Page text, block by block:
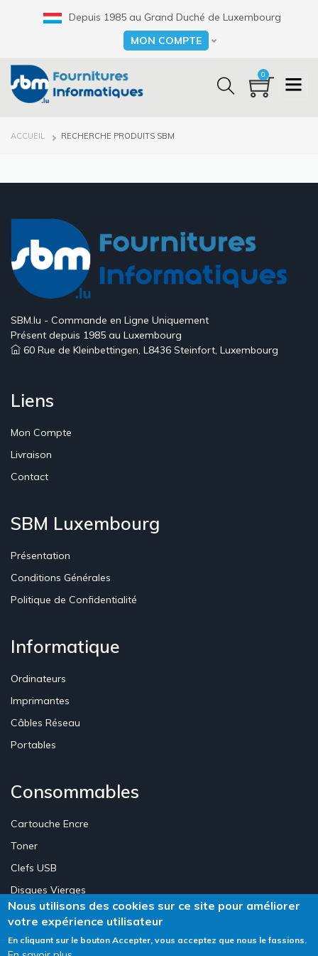
Depuis 1985 au Grand Duché de Luxembourg
Select your language
MON COMPTE
0
FIL
ACCUEIL RECHERCHE PRODUITS SBM
SBM.lu - Commande en Ligne Uniquement
Présent depuis 1985 au Luxembourg
60 Rue de Kleinbettingen, L8436 Steinfort, Luxembourg
Liens
Mon Compte
Livraison
Contact
SBM Luxembourg
Présentation
Conditions Générales
Politique de Confidentialité
Informatique
Ordinateurs
Imprimantes
Câbles Réseau
Portables
Consommables
Cartouche Encre
Toner
Clefs USB
Disques Vierges
Création Site E-commerce Luxembourg - Neweb Creations
Nous utilisons des cookies sur ce site pour améliorer
votre expérience utilisateur
En cliquant sur le bouton Accepter, vous acceptez que nous le fassions.